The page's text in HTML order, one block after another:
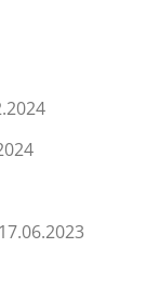
17.06.2023